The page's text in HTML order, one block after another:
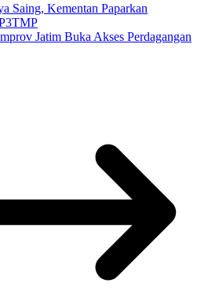
Saing, Kementan Paparkan
Jatim Buka Akses Perdagangan